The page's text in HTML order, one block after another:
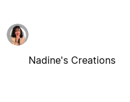
Nadine's Creations